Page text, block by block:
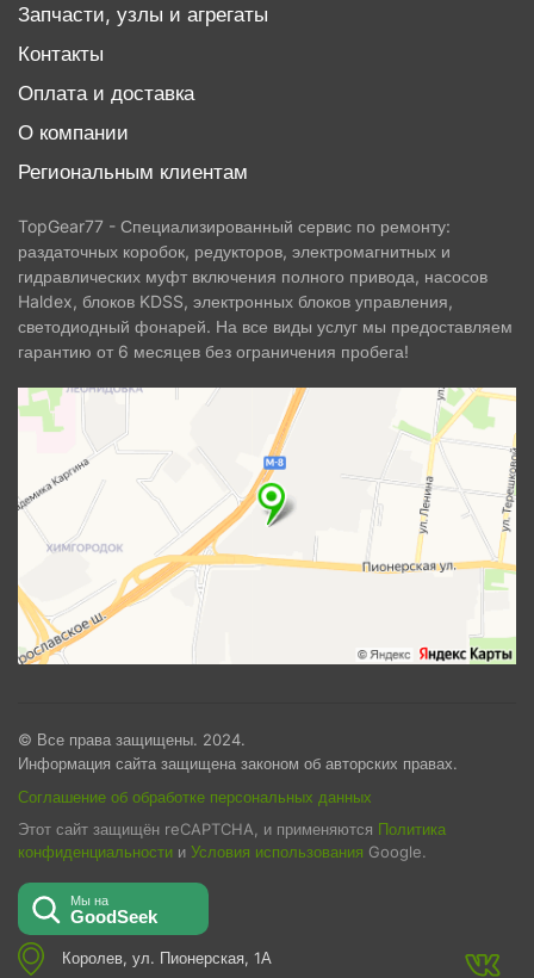
Запчасти, узлы и агрегаты
Контакты
Оплата и доставка
О компании
Региональным клиентам
TopGear77 - Специализированный сервис по ремонту:
раздаточных коробок, редукторов, электромагнитных и
гидравлических муфт включения полного привода, насосов
Haldex, блоков KDSS, электронных блоков управления,
светодиодный фонарей. На все виды услуг мы предоставляем
гарантию от 6 месяцев без ограничения пробега!
© Все права защищены. 2024.
Информация сайта защищена законом об авторских правах.
Соглашение об обработке персональных данных
Этот сайт защищён reCAPTCHA, и применяются Политика
конфиденциальности и Условия использования Google.
Королев, ул. Пионерская, 1А